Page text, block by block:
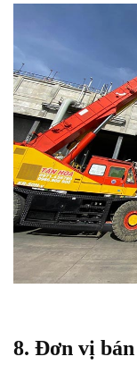
8. Đơn vị